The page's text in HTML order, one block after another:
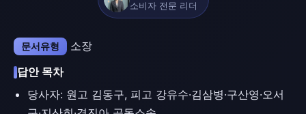
소비자 전문 리더
문서유형
소장
답안 목차
당사자: 원고 김동구, 피고 강유수·김삼병·구산영·오서